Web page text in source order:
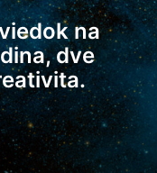
na
dve